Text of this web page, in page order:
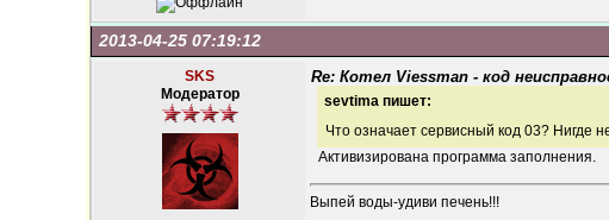
2013-04-25 07:19:12
SKS
Модератор
Re: Котел Viessman - код
sevtima пишет:
Что означает сервисный код 03? Нигде
Активизирована программа заполнения.
Выпей воды-удиви печень!!!